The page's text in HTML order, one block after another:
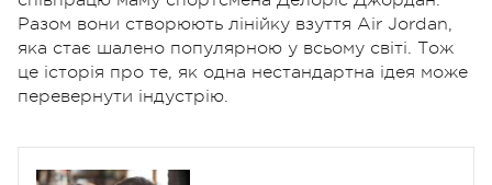
Разом вони створюють лінійку взуття Air Jordan,
яка стає шалено популярною у всьому світі. Тож
це історія про те, як одна нестандартна ідея може
перевернути індустрію.